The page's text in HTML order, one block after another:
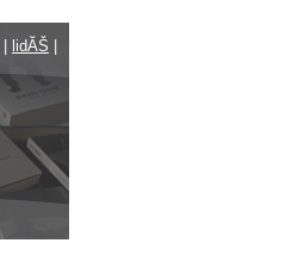
lidĂŠ